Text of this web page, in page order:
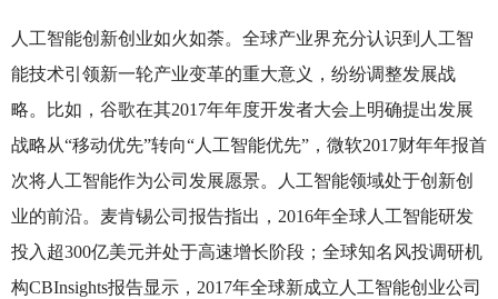
人工智能创新创业如火如荼。全球产业界充分认识到人工智
能技术引领新一轮产业变革的重大意义，纷纷调整发展战
略。比如，谷歌在其2017年年度开发者大会上明确提出发展
战略从“移动优先”转向“人工智能优先”，微软2017财年年报首
次将人工智能作为公司发展愿景。人工智能领域处于创新创
业的前沿。麦肯锡公司报告指出，2016年全球人工智能研发
投入超300亿美元并处于高速增长阶段；全球知名风投调研机
构CBInsights报告显示，2017年全球新成立人工智能创业公司